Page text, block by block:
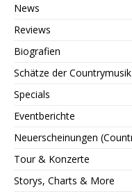
News
Reviews
Biografien
Schätze der Countrymusik
Specials
Eventberichte
Neuerscheinungen
Tour & Konzerte
Storys, Charts & More